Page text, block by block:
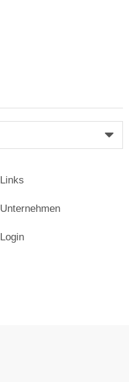
Links
Unternehmen
Login